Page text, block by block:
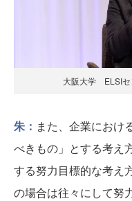
大阪大学 ELSI
朱： また、企業におけ
べきもの」とする考え
する努力目標的な考え
の場合は往々にして努